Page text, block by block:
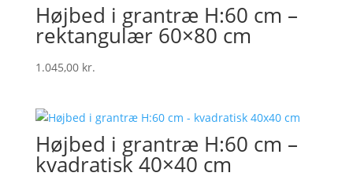
Højbed i grantræ H:60 cm –
rektangulær 60×80 cm
1.045,00 kr.
Højbed i grantræ H:60 cm –
kvadratisk 40×40 cm